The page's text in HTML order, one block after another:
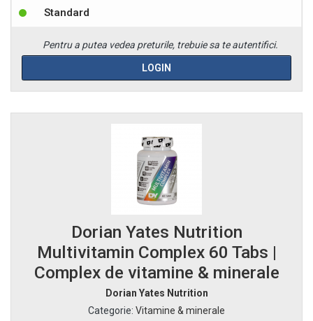
Standard
Pentru a putea vedea preturile, trebuie sa te autentifici.
LOGIN
Dorian Yates Nutrition
Multivitamin Complex 60 Tabs |
Complex de vitamine & minerale
Dorian Yates Nutrition
Categorie: Vitamine & minerale